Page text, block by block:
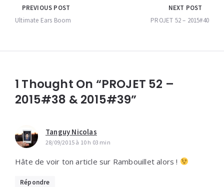
Navigation
de
PREVIOUS POST
Ultimate Ears Boom
NEXT POST
PROJET 52 – 2015#40
1 Thought On “PROJET 52 –
2015#38 & 2015#39”
Tanguy Nicolas
28/09/2015 à 10 h 03 min
Hâte de voir ton article sur Rambouillet alors !
Répondre